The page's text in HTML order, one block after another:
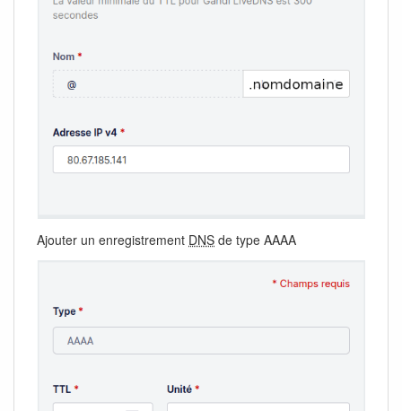
Ajouter un enregistrement DNS de type AAAA